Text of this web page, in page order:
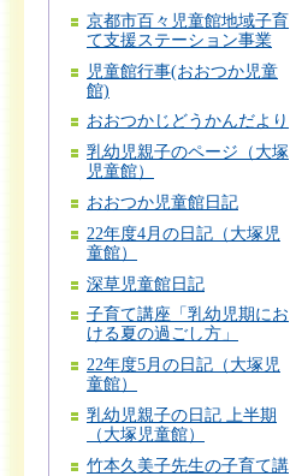
京都市百々児童館地域子育
て支援ステーション事業
児童館行事(おおつか児童
館)
おおつかじどうかんだより
乳幼児親子のページ（大塚
児童館）
おおつか児童館日記
22年度4月の日記（大塚児
童館）
深草児童館日記
子育て講座「乳幼児期にお
ける夏の過ごし方」
22年度5月の日記（大塚児
童館）
乳幼児親子の日記 上半期
（大塚児童館）
竹本久美子先生の子育て講